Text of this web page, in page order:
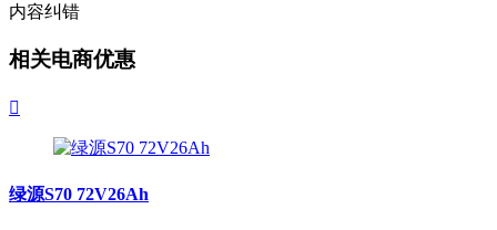
内容纠错
相关电商优惠

绿源S70 72V26Ah